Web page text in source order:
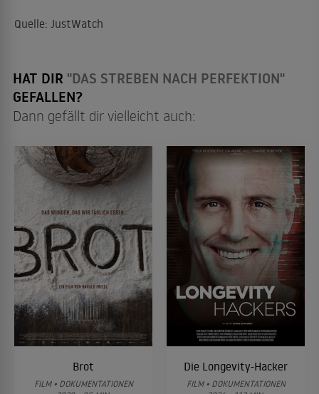
Quelle: JustWatch
HAT DIR "DAS STREBEN NACH PERFEKTION"
GEFALLEN?
Dann gefällt dir vielleicht auch:
Brot
FILM • DOKUMENTATIONEN
Die Longevity-Hacker
FILM • DOKUMENTATIONEN